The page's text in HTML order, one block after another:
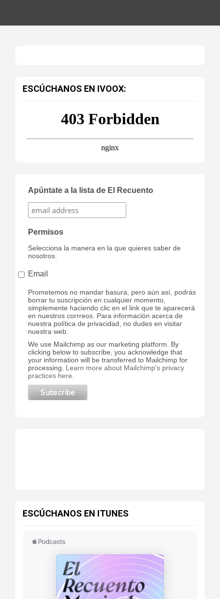
ESCÚCHANOS EN IVOOX:
Apúntate a la lista de El Recuento
Permisos
Selecciona la manera en la que quieres saber de
nosotros.
Email
Prometemos no mandar basura, pero aún así, podrás
borrar tu suscripción en cualquier momento,
simplemente haciendo clic en el link que te aparecerá
en nuestros corrreos. Para información acerca de
nuestra política de privacidad, no dudes en visitar
nuestra web.
We use Mailchimp as our marketing platform. By
clicking below to subscribe, you acknowledge that
your information will be transferred to Mailchimp for
processing. Learn more about Mailchimp's privacy
practices here.
ESCÚCHANOS EN ITUNES